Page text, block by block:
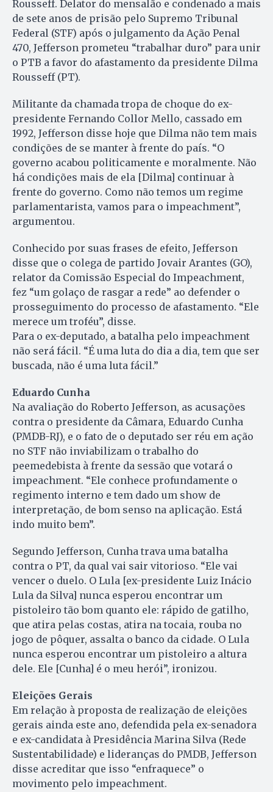
Rousseff. Delator do mensalão e condenado a mais
de sete anos de prisão pelo Supremo Tribunal
Federal (STF) após o julgamento da Ação Penal
470, Jefferson prometeu “trabalhar duro” para unir
o PTB a favor do afastamento da presidente Dilma
Rousseff (PT).
Militante da chamada tropa de choque do ex-
presidente Fernando Collor Mello, cassado em
1992, Jefferson disse hoje que Dilma não tem mais
condições de se manter à frente do país. “O
governo acabou politicamente e moralmente. Não
há condições mais de ela [Dilma] continuar à
frente do governo. Como não temos um regime
parlamentarista, vamos para o impeachment”,
argumentou.
Conhecido por suas frases de efeito, Jefferson
disse que o colega de partido Jovair Arantes (GO),
relator da Comissão Especial do Impeachment,
fez “um golaço de rasgar a rede” ao defender o
prosseguimento do processo de afastamento. “Ele
merece um troféu”, disse.
Para o ex-deputado, a batalha pelo impeachment
não será fácil. “É uma luta do dia a dia, tem que ser
buscada, não é uma luta fácil.”
Eduardo Cunha
Na avaliação do Roberto Jefferson, as acusações
contra o presidente da Câmara, Eduardo Cunha
(PMDB-RJ), e o fato de o deputado ser réu em ação
no STF não inviabilizam o trabalho do
peemedebista à frente da sessão que votará o
impeachment. “Ele conhece profundamente o
regimento interno e tem dado um show de
interpretação, de bom senso na aplicação. Está
indo muito bem”.
Segundo Jefferson, Cunha trava uma batalha
contra o PT, da qual vai sair vitorioso. “Ele vai
vencer o duelo. O Lula [ex-presidente Luiz Inácio
Lula da Silva] nunca esperou encontrar um
pistoleiro tão bom quanto ele: rápido de gatilho,
que atira pelas costas, atira na tocaia, rouba no
jogo de pôquer, assalta o banco da cidade. O Lula
nunca esperou encontrar um pistoleiro a altura
dele. Ele [Cunha] é o meu herói”, ironizou.
Eleições Gerais
Em relação à proposta de realização de eleições
gerais ainda este ano, defendida pela ex-senadora
e ex-candidata à Presidência Marina Silva (Rede
Sustentabilidade) e lideranças do PMDB, Jefferson
disse acreditar que isso “enfraquece” o
movimento pelo impeachment.